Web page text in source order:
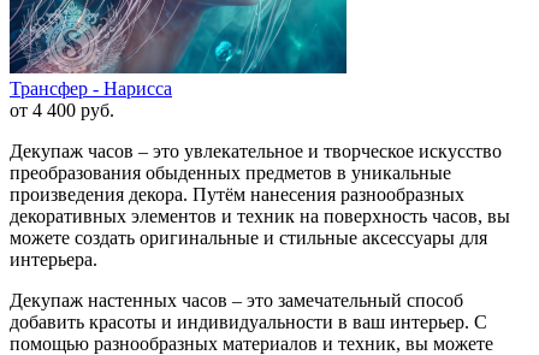
Трансфер - Нарисса
от 4 400 руб.
Декупаж часов – это увлекательное и творческое искусство
преобразования обыденных предметов в уникальные
произведения декора. Путём нанесения разнообразных
декоративных элементов и техник на поверхность часов, вы
можете создать оригинальные и стильные аксессуары для
интерьера.
Декупаж настенных часов – это замечательный способ
добавить красоты и индивидуальности в ваш интерьер. С
помощью разнообразных материалов и техник, вы можете